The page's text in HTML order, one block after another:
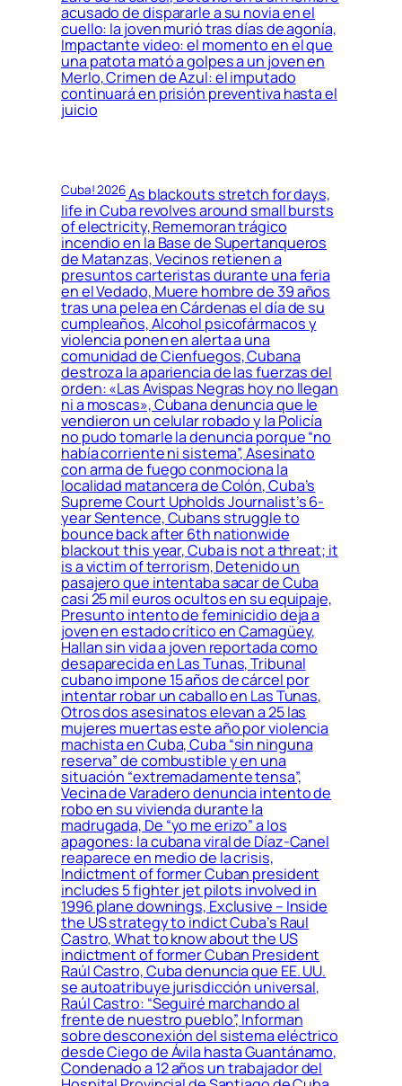
acusado de dispararle a su novia en el
cuello: la joven murió tras días de agonía,
Impactante video: el momento en el que
una patota mató a golpes a un joven en
Merlo, Crimen de Azul: el imputado
continuará en prisión preventiva hasta el
juicio
Cuba! 2026As blackouts stretch for days,
life in Cuba revolves around small bursts
of electricity, Rememoran trágico
incendio en la Base de Supertanqueros
de Matanzas, Vecinos retienen a
presuntos carteristas durante una feria
en el Vedado, Muere hombre de 39 años
tras una pelea en Cárdenas el día de su
cumpleaños, Alcohol psicofármacos y
violencia ponen en alerta a una
comunidad de Cienfuegos, Cubana
destroza la apariencia de las fuerzas del
orden: «Las Avispas Negras hoy no llegan
ni a moscas», Cubana denuncia que le
vendieron un celular robado y la Policía
no pudo tomarle la denuncia porque “no
había corriente ni sistema”, Asesinato
con arma de fuego conmociona la
localidad matancera de Colón, Cuba’s
Supreme Court Upholds Journalist’s 6-
year Sentence, Cubans struggle to
bounce back after 6th nationwide
blackout this year, Cuba is not a threat; it
is a victim of terrorism, Detenido un
pasajero que intentaba sacar de Cuba
casi 25 mil euros ocultos en su equipaje,
Presunto intento de feminicidio deja a
joven en estado crítico en Camagüey,
Hallan sin vida a joven reportada como
desaparecida en Las Tunas, Tribunal
cubano impone 15 años de cárcel por
intentar robar un caballo en Las Tunas,
Otros dos asesinatos elevan a 25 las
mujeres muertas este año por violencia
machista en Cuba, Cuba “sin ninguna
reserva” de combustible y en una
situación “extremadamente tensa”,
Vecina de Varadero denuncia intento de
robo en su vivienda durante la
madrugada, De “yo me erizo” a los
apagones: la cubana viral de Díaz-Canel
reaparece en medio de la crisis,
Indictment of former Cuban president
includes 5 fighter jet pilots involved in
1996 plane downings, Exclusive – Inside
the US strategy to indict Cuba’s Raul
Castro, What to know about the US
indictment of former Cuban President
Raúl Castro, Cuba denuncia que EE. UU.
se autoatribuye jurisdicción universal,
Raúl Castro: “Seguiré marchando al
frente de nuestro pueblo”, Informan
sobre desconexión del sistema eléctrico
desde Ciego de Ávila hasta Guantánamo,
Condenado a 12 años un trabajador del